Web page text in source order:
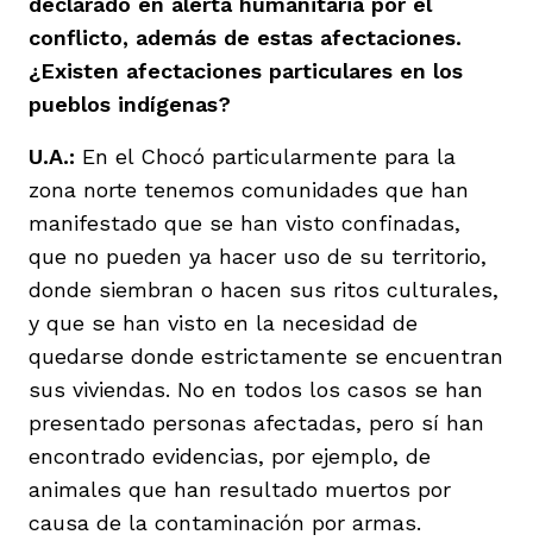
conflicto, además de estas afectaciones.
¿Existen afectaciones particulares en los
pueblos indígenas?
U.A.: En el Chocó particularmente para la
zona norte tenemos comunidades que han
manifestado que se han visto confinadas,
que no pueden ya hacer uso de su territorio,
donde siembran o hacen sus ritos culturales,
y que se han visto en la necesidad de
quedarse donde estrictamente se encuentran
sus viviendas. No en todos los casos se han
presentado personas afectadas, pero sí han
encontrado evidencias, por ejemplo, de
animales que han resultado muertos por
causa de la contaminación por armas.